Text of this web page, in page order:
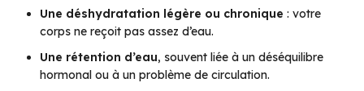
Une déshydratation légère ou chronique : votre
corps ne reçoit pas assez d’eau.
Une rétention d’eau, souvent liée à un déséquilibre
hormonal ou à un problème de circulation.